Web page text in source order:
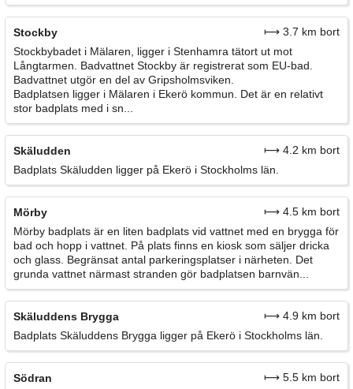
Stockby
⟼ 3.7 km bort
Stockbybadet i Mälaren, ligger i Stenhamra tätort ut mot
Långtarmen. Badvattnet Stockby är registrerat som EU-bad.
Badvattnet utgör en del av Gripsholmsviken.
Badplatsen ligger i Mälaren i Ekerö kommun. Det är en relativt
stor badplats med i sn...
Skäludden
⟼ 4.2 km bort
Badplats Skäludden ligger på Ekerö i Stockholms län.
Mörby
⟼ 4.5 km bort
Mörby badplats är en liten badplats vid vattnet med en brygga för
bad och hopp i vattnet. På plats finns en kiosk som säljer dricka
och glass. Begränsat antal parkeringsplatser i närheten. Det
grunda vattnet närmast stranden gör badplatsen barnvän...
Skäluddens Brygga
⟼ 4.9 km bort
Badplats Skäluddens Brygga ligger på Ekerö i Stockholms län.
Södran
⟼ 5.5 km bort